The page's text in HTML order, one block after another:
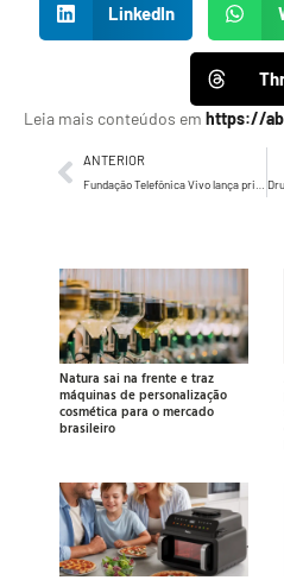
LinkedIn
Leia mais conteúdos em https://
ANTERIOR
Natura sai na frente e traz
máquinas de personalização
cosmética para o mercado
brasileiro